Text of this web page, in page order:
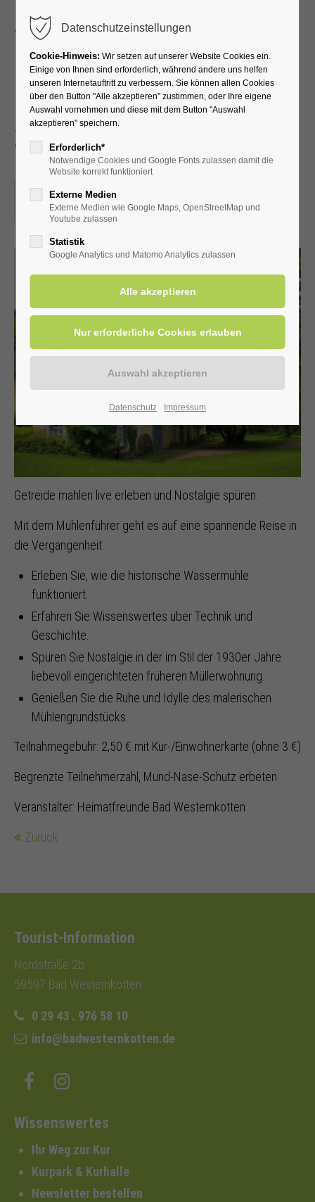
Führung durch die
Schäferkämper
Wassermühle
23.03.2024, 14:30
ORT: SCHÄFERKÄMPER WASSERMÜHLE
Getreide mahlen live erleben und Nostalgie spüren.
Mit dem Mühlenführer geht es auf eine spannende Reise in
die Vergangenheit:
Erleben Sie, wie die historische Wassermühle
funktioniert.
Erfahren Sie Wissenswertes über Technik und
Geschichte.
Spüren Sie Nostalgie in der im Stil der 1930er Jahre
liebevoll eingerichteten früheren Müllerwohnung.
Genießen Sie die Ruhe und Idylle des malerischen
Mühlengrundstücks.
Teilnahmegebühr: 2,50 € mit Kur-/Einwohnerkarte (ohne 3 €)
Begrenzte Teilnehmerzahl, Mund-Nase-Schutz erbeten
Veranstalter: Heimatfreunde Bad Westernkotten
Zurück
Tourist-Information
Nordstraße 2b
59597 Bad Westernkotten
0 29 43 . 976 58 10
info@badwesternkotten.de
Wissenswertes
Ihr Weg zur Kur
Kurpark & Kurhalle
Newsletter bestellen
Datenschutzeinstellungen
Cookie-Hinweis: Wir setzen auf unserer Website Cookies ein.
Einige von Ihnen sind erforderlich, während andere uns helfen
unseren Internetauftritt zu verbessern. Sie können allen Cookies
über den Button "Alle akzeptieren" zustimmen, oder Ihre eigene
Auswahl vornehmen und diese mit dem Button "Auswahl
akzeptieren" speichern.
Erforderlich*
Notwendige Cookies und Google Fonts zulassen damit die
Website korrekt funktioniert
Externe Medien
Externe Medien wie Google Maps, OpenStreetMap und
Youtube zulassen
Statistik
Google Analytics und Matomo Analytics zulassen
Datenschutz Impressum